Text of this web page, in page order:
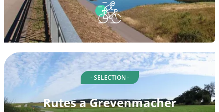
- SELECTION -
Rutes a Grevenmacher